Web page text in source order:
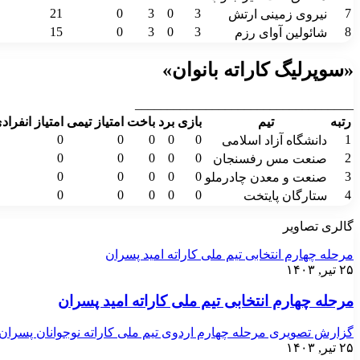
7
نیروی زمینی ارتش 3
0
3
0
21
8
شائولین آوای رزم 3
0
3
0
15
«سوپرلیگ کاراته بانوان»
رتبه
تیم بازی برد باخت امتیاز تیمی امتیاز
1
دانشگاه آزاد اسلامی 0
0
0
0
0
2
صنعت مس رفسنجان 0
0
0
0
0
3
صنعت و معدن چادرملو 0
0
0
0
0
4
ستارگان پایتخت 0
0
0
0
0
گالری تصاویر
مرحله چهارم انتخابی تیم ملی کاراته امید پسران
۲۵ تیر, ۱۴۰۳
مرحله چهارم انتخابی تیم ملی کاراته امید پسران
گزارش تصویری مرحله چهارم اردوی تیم ملی کاراته نوجوانان
۲۵ تیر, ۱۴۰۳